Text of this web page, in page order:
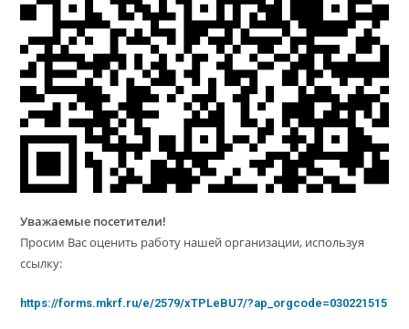
Уважаемые посетители!
Просим Вас оценить работу нашей организации, используя
ссылку:
https://forms.mkrf.ru/e/2579/xTPLeBU7/?ap_orgcode=030221515